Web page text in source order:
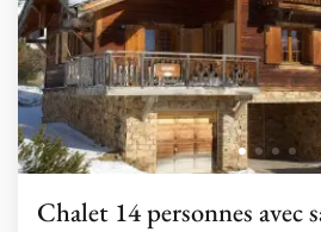
Chalet 14 personnes avec